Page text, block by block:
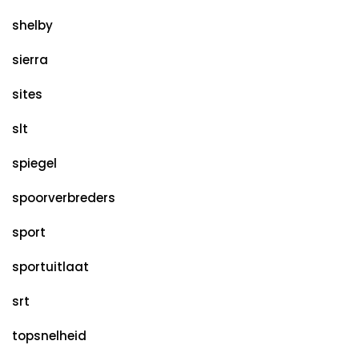
shelby
sierra
sites
slt
spiegel
spoorverbreders
sport
sportuitlaat
srt
topsnelheid